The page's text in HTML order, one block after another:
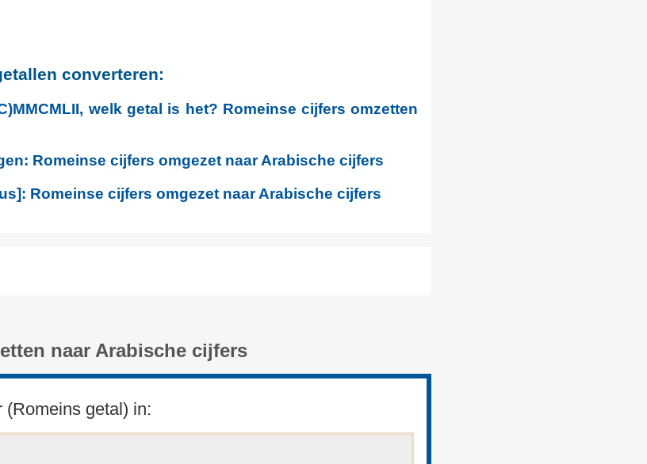
converteren:
welk getal is het? Romeinse cijfers omzetten
Romeinse cijfers omgezet naar Arabische cijfers
Romeinse cijfers omgezet naar Arabische cijfers
naar Arabische cijfers
getal) in: